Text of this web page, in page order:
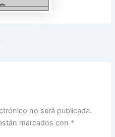
no será publicada.
marcados con *